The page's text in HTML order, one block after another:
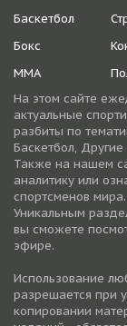
Баскетбол
Бокс
ММА
На этом сайте
актуальные
разбиты по
Баскетбол,
Также на нашем
аналитику или
спортсменов мира.
Уникальным
вы сможете
эфире.
Использование
разрешается при
копировании